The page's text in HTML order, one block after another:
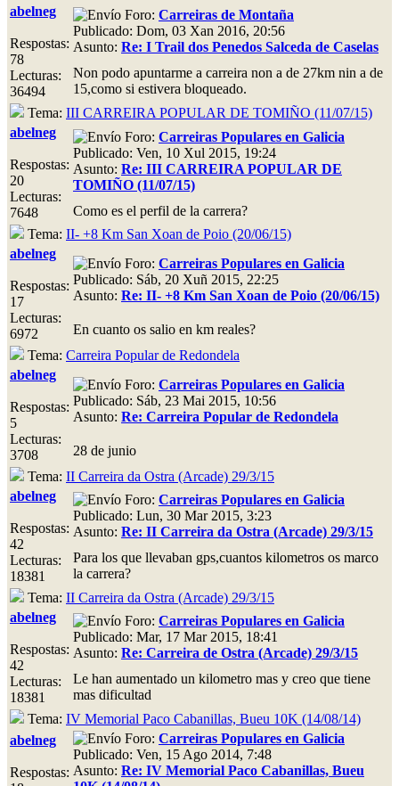
abelneg
Respostas:
78
Lecturas:
36494
Foro: Carreiras de Montaña
Publicado: Dom, 03 Xan 2016, 20:56
Asunto: Re: I Trail dos Penedos Salceda de Caselas
Non podo apuntarme a carreira non a de 27km nin a de
15,como si estivera bloqueado.
Tema: III CARREIRA POPULAR DE TOMIÑO (11/07/15)
abelneg
Respostas:
20
Lecturas:
7648
Foro: Carreiras Populares en Galicia
Publicado: Ven, 10 Xul 2015, 19:24
Asunto: Re: III CARREIRA POPULAR DE
TOMIÑO (11/07/15)
Como es el perfil de la carrera?
Tema: II- +8 Km San Xoan de Poio (20/06/15)
abelneg
Respostas:
17
Lecturas:
6972
Foro: Carreiras Populares en Galicia
Publicado: Sáb, 20 Xuñ 2015, 22:25
Asunto: Re: II- +8 Km San Xoan de Poio (20/06/15)
En cuanto os salio en km reales?
Tema: Carreira Popular de Redondela
abelneg
Respostas:
5
Lecturas:
3708
Foro: Carreiras Populares en Galicia
Publicado: Sáb, 23 Mai 2015, 10:56
Asunto: Re: Carreira Popular de Redondela
28 de junio
Tema: II Carreira da Ostra (Arcade) 29/3/15
abelneg
Respostas:
42
Lecturas:
18381
Foro: Carreiras Populares en Galicia
Publicado: Lun, 30 Mar 2015, 3:23
Asunto: Re: II Carreira da Ostra (Arcade) 29/3/15
Para los que llevaban gps,cuantos kilometros os marco
la carrera?
Tema: II Carreira da Ostra (Arcade) 29/3/15
abelneg
Respostas:
42
Lecturas:
18381
Foro: Carreiras Populares en Galicia
Publicado: Mar, 17 Mar 2015, 18:41
Asunto: Re: Carreira de Ostra (Arcade) 29/3/15
Le han aumentado un kilometro mas y creo que tiene
mas dificultad
Tema: IV Memorial Paco Cabanillas, Bueu 10K (14/08/14)
abelneg
Respostas:
Foro: Carreiras Populares en Galicia
Publicado: Ven, 15 Ago 2014, 7:48
Asunto: Re: IV Memorial Paco Cabanillas, Bueu